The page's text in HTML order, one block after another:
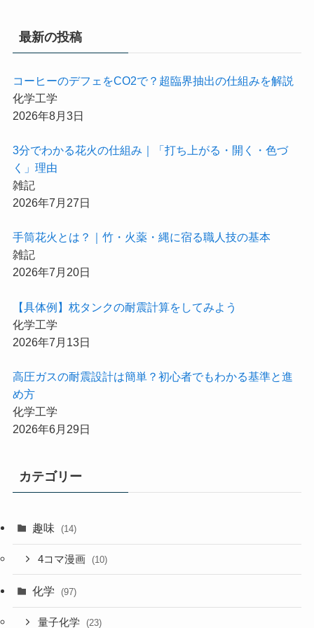
最新の投稿
コーヒーのデフェをCO2で？超臨界抽出の仕組みを解説
化学工学
2026年8月3日
3分でわかる花火の仕組み｜「打ち上がる・開く・色づ
く」理由
雑記
2026年7月27日
手筒花火とは？｜竹・火薬・縄に宿る職人技の基本
雑記
2026年7月20日
【具体例】枕タンクの耐震計算をしてみよう
化学工学
2026年7月13日
高圧ガスの耐震設計は簡単？初心者でもわかる基準と進
め方
化学工学
2026年6月29日
カテゴリー
趣味 (14)
4コマ漫画 (10)
化学 (97)
量子化学 (23)